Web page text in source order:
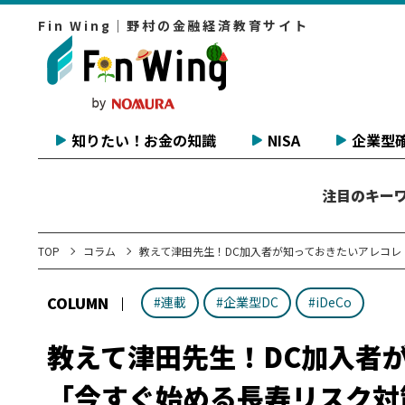
Fin Wing｜野村の金融経済教育サイト
知りたい！お金の知識 NISA 企業型
注目のキー
TOP コラム 教えて津田先生！DC加入者が知っておきたいアレ
COLUMN #連載 #企業型DC #iDeCo
教えて津田先生！DC加入
「今すぐ始める長寿リス